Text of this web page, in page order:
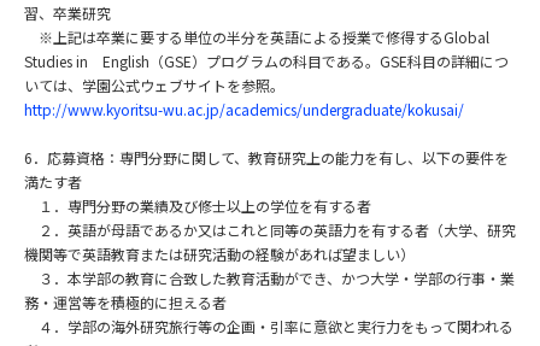
習、卒業研究
※上記は卒業に要する単位の半分を英語による授業で修得するGlobal
Studies in English（GSE）プログラムの科目である。GSE科目の詳細につ
いては、学園公式ウェブサイトを参照。
http://www.kyoritsu-wu.ac.jp/academics/undergraduate/kokusai/
6．応募資格：専門分野に関して、教育研究上の能力を有し、以下の要件を
満たす者
１．専門分野の業績及び修士以上の学位を有する者
２．英語が母語であるか又はこれと同等の英語力を有する者（大学、研究
機関等で英語教育または研究活動の経験があれば望ましい）
３．本学部の教育に合致した教育活動ができ、かつ大学・学部の行事・業
務・運営等を積極的に担える者
４．学部の海外研究旅行等の企画・引率に意欲と実行力をもって関われる